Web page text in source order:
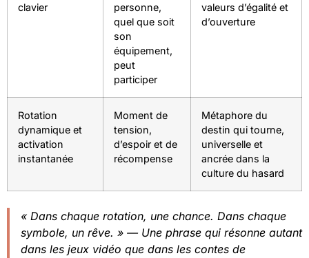
clavier
personne,
quel que soit
son
équipement,
peut
participer
valeurs d’égalité et
d’ouverture
Rotation
dynamique et
activation
instantanée
Moment de
tension,
d’espoir et de
récompense
Métaphore du
destin qui tourne,
universelle et
ancrée dans la
culture du hasard
« Dans chaque rotation, une chance. Dans chaque
symbole, un rêve. » — Une phrase qui résonne autant
dans les jeux vidéo que dans les contes de